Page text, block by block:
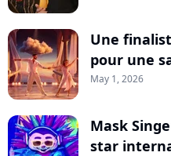
Une
pour une
May 1, 2026
Mask
star